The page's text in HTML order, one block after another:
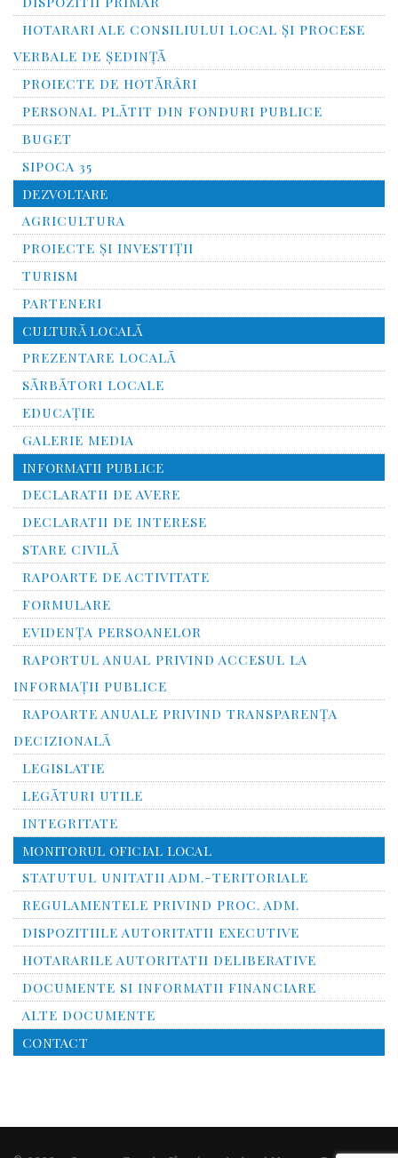
HOTARARI ALE CONSILIULUI LOCAL ȘI PROCESE
VERBALE DE ȘEDINȚĂ
PROIECTE DE HOTĂRÂRI
PERSONAL PLĂTIT DIN FONDURI PUBLICE
BUGET
SIPOCA 35
DEZVOLTARE
AGRICULTURA
PROIECTE ȘI INVESTIȚII
TURISM
PARTENERI
CULTURĂ LOCALĂ
PREZENTARE LOCALĂ
SĂRBĂTORI LOCALE
EDUCAȚIE
GALERIE MEDIA
INFORMATII PUBLICE
DECLARATII DE AVERE
DECLARATII DE INTERESE
STARE CIVILĂ
RAPOARTE DE ACTIVITATE
FORMULARE
EVIDENȚA PERSOANELOR
RAPORTUL ANUAL PRIVIND ACCESUL LA
INFORMAŢII PUBLICE
RAPOARTE ANUALE PRIVIND TRANSPARENŢA
DECIZIONALĂ
LEGISLATIE
LEGĂTURI UTILE
INTEGRITATE
MONITORUL OFICIAL LOCAL
STATUTUL UNITATII ADM.-TERITORIALE
REGULAMENTELE PRIVIND PROC. ADM.
DISPOZITIILE AUTORITATII EXECUTIVE
HOTARARILE AUTORITATII DELIBERATIVE
DOCUMENTE SI INFORMATII FINANCIARE
ALTE DOCUMENTE
CONTACT